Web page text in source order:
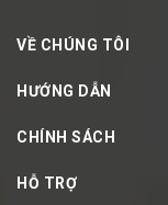
VỀ CHÚNG TÔI
HƯỚNG DẪN
CHÍNH SÁCH
HỖ TRỢ